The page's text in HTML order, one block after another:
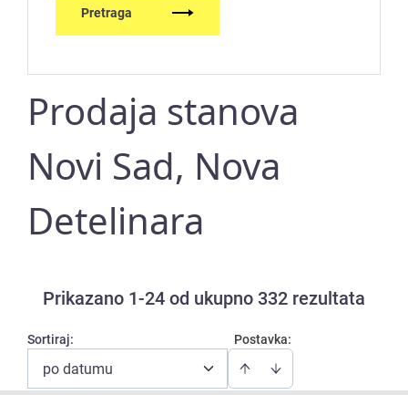
Pretraga
Prodaja stanova
Novi Sad, Nova
Detelinara
Prikazano 1-24 od ukupno 332 rezultata
Postavka:
Sortiraj:
po datumu